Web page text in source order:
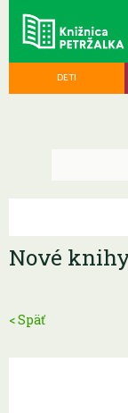
DETI
Nové
< Späť